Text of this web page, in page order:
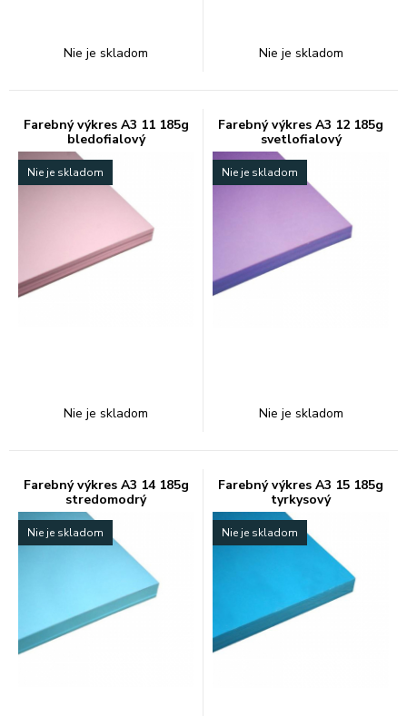
Nie je skladom Nie je skladom
Farebný výkres A3 11 185g
bledofialový
Nie je skladom
Nie je skladom
Farebný výkres A3 12 185g
svetlofialový
Nie je skladom
Nie je skladom
Farebný výkres A3 14 185g
stredomodrý
Nie je skladom
Farebný výkres A3 15 185g
tyrkysový
Nie je skladom